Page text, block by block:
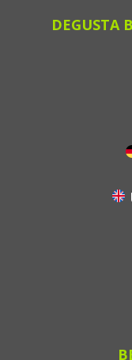
DEGUSTA